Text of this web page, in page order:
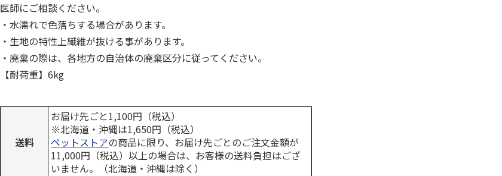
医師にご相談ください。
・水濡れで色落ちする場合があります。
・生地の特性上繊維が抜ける事があります。
・廃棄の際は、各地方の自治体の廃棄区分に従ってください。
【耐荷重】6kg
送料
お届け先ごと1,100円（税込）
※北海道・沖縄は1,650円（税込）
ペットストアの商品に限り、お届け先ごとのご注文金額が
11,000円（税込）以上の場合は、お客様の送料負担はござ
いません。（北海道・沖縄は除く）